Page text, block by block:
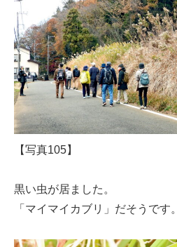
【写真105】
黒い虫が居ました。
「マイマイカブリ」だそうです。